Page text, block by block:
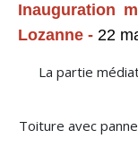
Inauguration
Lozanne - 22
La partie
Toiture avec